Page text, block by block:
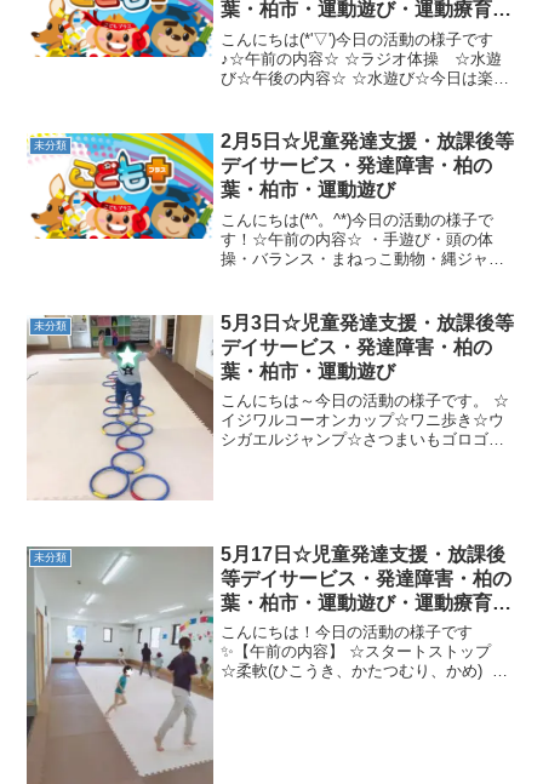
葉・柏市・運動遊び・運動療育・
プログラム・楽しい療育
こんにちは(*'▽')今日の活動の様子です
♪☆午前の内容☆ ☆ラジオ体操 ☆水遊
び☆午後の内容☆ ☆水遊び☆今日は楽し
未分類
2月5日☆児童発達支援・放課後等
デイサービス・発達障害・柏の
葉・柏市・運動遊び
こんにちは(*^。^*)今日の活動の様子で
す！☆午前の内容☆ ・手遊び・頭の体
操・バランス・まねっこ動物・縄ジャン
ャッチカニ歩き ・サルのぶら下が
り ・うしがえるジャンプ...
未分類
5月3日☆児童発達支援・放課後等
デイサービス・発達障害・柏の
葉・柏市・運動遊び
こんにちは～今日の活動の様子です。 ☆
イジワルコーオンカップ☆ワニ歩き☆ウ
シガエルジャンプ☆さつまいもゴロゴロ
未分類
5月17日☆児童発達支援・放課後
等デイサービス・発達障害・柏の
葉・柏市・運動遊び・運動療育・
プログラム・楽しい療育
こんにちは！今日の活動の様子です
✨【午前の内容】 ☆スタートストップ
☆柔軟(ひこうき、かたつむり、かめ) ☆